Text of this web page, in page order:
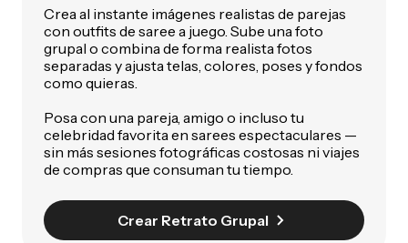
Crea al instante imágenes realistas de parejas
con outfits de saree a juego. Sube una foto
grupal o combina de forma realista fotos
separadas y ajusta telas, colores, poses y fondos
como quieras.
Posa con una pareja, amigo o incluso tu
celebridad favorita en sarees espectaculares —
sin más sesiones fotográficas costosas ni viajes
de compras que consuman tu tiempo.
Crear Retrato Grupal